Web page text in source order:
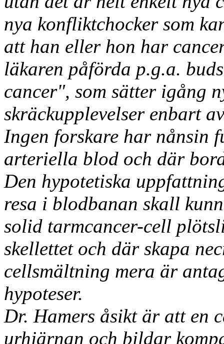
nya konfliktchocker som
att han eller hon har
läkaren påförda p.g.a.
cancer", som sätter igång
skräckupplevelser enbart
Ingen forskare har nånsin
arteriella blod och där
Den hypotetiska
resa i blodbanan skall
solid tarmcancer-cell
skellettet och där skapa
cellsmältning mera är
hypoteser.
Dr. Hamers åsikt är att en
urhjärnan och bildar